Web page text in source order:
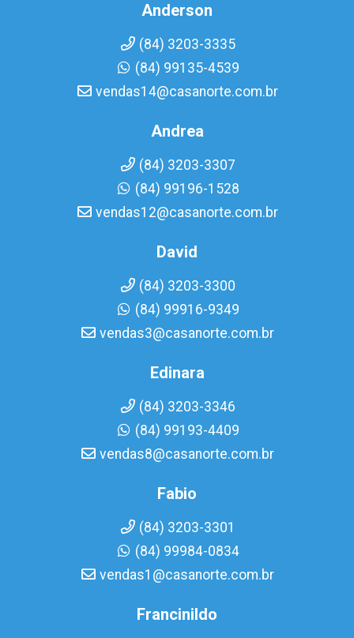
Anderson
(84) 3203-3335
(84) 99135-4539
vendas14@casanorte.com.br
Andrea
(84) 3203-3307
(84) 99196-1528
vendas12@casanorte.com.br
David
(84) 3203-3300
(84) 99916-9349
vendas3@casanorte.com.br
Edinara
(84) 3203-3346
(84) 99193-4409
vendas8@casanorte.com.br
Fabio
(84) 3203-3301
(84) 99984-0834
vendas1@casanorte.com.br
Francinildo